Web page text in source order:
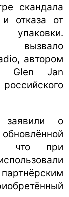
скандала
и отказа от
вызвало
автором
Glen Jan
о
что при